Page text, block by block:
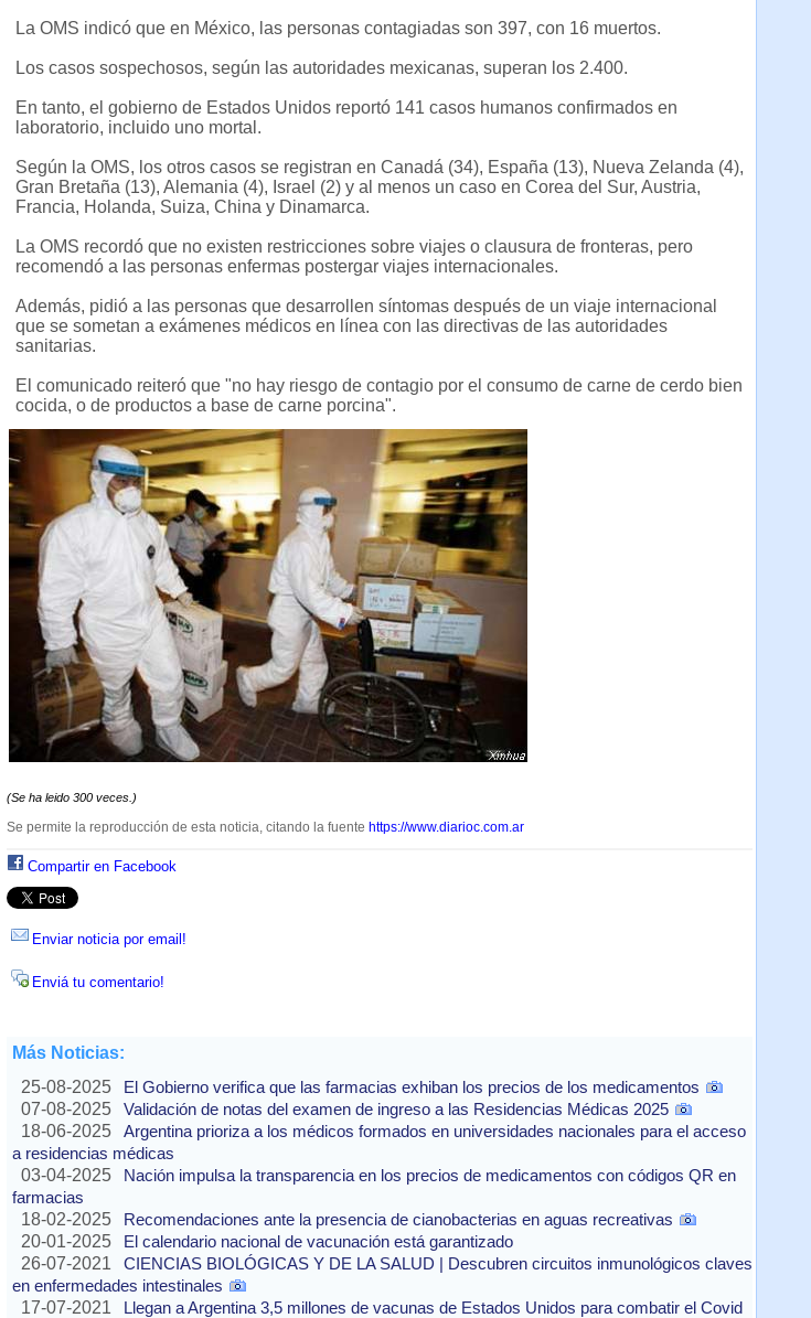
La OMS indicó que en México, las personas contagiadas son 397, con 16 muertos.
Los casos sospechosos, según las autoridades mexicanas, superan los 2.400.
En tanto, el gobierno de Estados Unidos reportó 141 casos humanos confirmados en
laboratorio, incluido uno mortal.
Según la OMS, los otros casos se registran en Canadá (34), España (13), Nueva Zelanda (4),
Gran Bretaña (13), Alemania (4), Israel (2) y al menos un caso en Corea del Sur, Austria,
Francia, Holanda, Suiza, China y Dinamarca.
La OMS recordó que no existen restricciones sobre viajes o clausura de fronteras, pero
recomendó a las personas enfermas postergar viajes internacionales.
Además, pidió a las personas que desarrollen síntomas después de un viaje internacional
que se sometan a exámenes médicos en línea con las directivas de las autoridades
sanitarias.
El comunicado reiteró que "no hay riesgo de contagio por el consumo de carne de cerdo bien
cocida, o de productos a base de carne porcina".
(Se ha leido 300 veces.)
Se permite la reproducción de esta noticia, citando la fuente https://www.diarioc.com.ar
Compartir en Facebook
Enviar noticia por email!
Enviá tu comentario!
Más Noticias:
25-08-2025
El Gobierno verifica que las farmacias exhiban los precios de los medicamentos
07-08-2025
Validación de notas del examen de ingreso a las Residencias Médicas 2025
18-06-2025
Argentina prioriza a los médicos formados en universidades nacionales para el acceso
a residencias médicas
03-04-2025
Nación impulsa la transparencia en los precios de medicamentos con códigos QR en
farmacias
18-02-2025
Recomendaciones ante la presencia de cianobacterias en aguas recreativas
20-01-2025
El calendario nacional de vacunación está garantizado
26-07-2021
CIENCIAS BIOLÓGICAS Y DE LA SALUD | Descubren circuitos inmunológicos claves
en enfermedades intestinales
17-07-2021
Llegan a Argentina 3,5 millones de vacunas de Estados Unidos para combatir el Covid